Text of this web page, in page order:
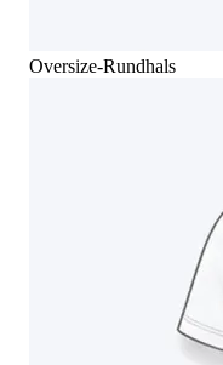
Oversize-Rundhals